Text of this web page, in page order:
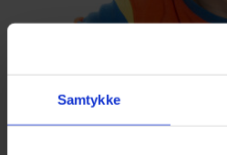
Samtykke